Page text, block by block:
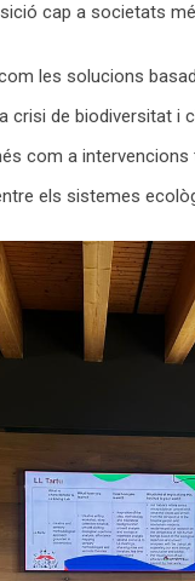
cap a societats
les solucions
de biodiversitat i
com a
els sistemes